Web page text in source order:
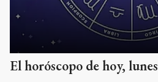
El horóscopo de hoy,